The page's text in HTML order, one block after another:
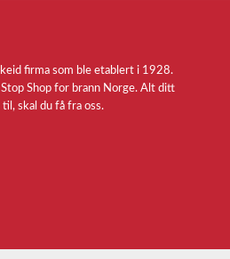
firma som ble etablert i 1928.
Shop for brann Norge. Alt ditt
skal du få fra oss.